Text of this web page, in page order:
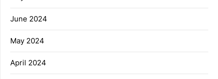
June 2024
May 2024
April 2024